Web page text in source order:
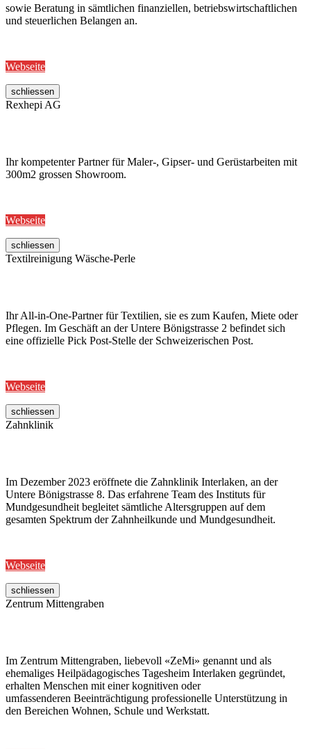
sowie Beratung in sämtlichen finanziellen, betriebswirtschaftlichen
und steuerlichen Belangen an.
Webseite
schliessen
Rexhepi AG
Ihr kompetenter Partner für Maler-, Gipser- und Gerüstarbeiten mit
300m2 grossen Showroom.
Webseite
schliessen
Textilreinigung Wäsche-Perle
Ihr All-in-One-Partner für Textilien, sie es zum Kaufen, Miete oder
Pflegen. Im Geschäft an der Untere Bönigstrasse 2 befindet sich
eine offizielle Pick Post-Stelle der Schweizerischen Post.
Webseite
schliessen
Zahnklinik
Im Dezember 2023 eröffnete die Zahnklinik Interlaken, an der
Untere Bönigstrasse 8. Das erfahrene Team des Instituts für
Mundgesundheit begleitet sämtliche Altersgruppen auf dem
gesamten Spektrum der Zahnheilkunde und Mundgesundheit.
Webseite
schliessen
Zentrum Mittengraben
Im Zentrum Mittengraben, liebevoll «ZeMi» genannt und als
ehemaliges Heilpädagogisches Tagesheim Interlaken gegründet,
erhalten Menschen mit einer kognitiven oder
umfassenderen Beeinträchtigung professionelle Unterstützung in
den Bereichen Wohnen, Schule und Werkstatt.